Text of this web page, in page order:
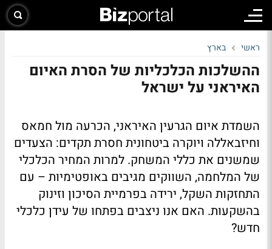
ראשי בארץ
ההשלכות הכלכליות של הסרת האיום
האיראני על ישראל
השמדת איום הגרעין האיראני, הכרעה מול חמאס
וחיזבאללה ויוקרה ביטחונית חסרת תקדים: הצעדים
שמשנים את כללי המשחק. למרות המחיר הכלכלי
של המלחמה, השווקים מגיבים באופטימיות – עם
התחזקות השקל, ירידה בפרמיית הסיכון וזינוק
בהשקעות. האם אנו ניצבים בפתחו של עידן כלכלי
חדש?